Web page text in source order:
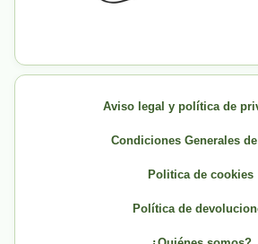
Aviso legal y política de
Condiciones Generales de
Politica de cookies
Política de